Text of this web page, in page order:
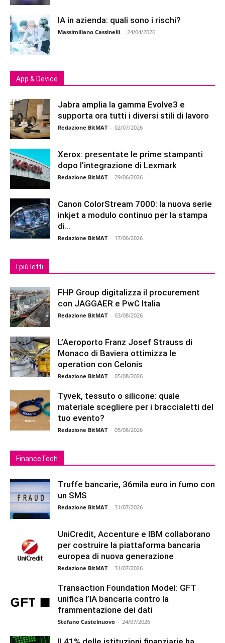
IA in azienda: quali sono i rischi?
Massimiliano Cassinelli - 24/04/2026
App & Device
Jabra amplia la gamma Evolve3 e
supporta ora tutti i diversi stili di lavoro
Redazione BitMAT - 02/07/2026
Xerox: presentate le prime stampanti
dopo l’integrazione di Lexmark
Redazione BitMAT - 29/06/2026
Canon ColorStream 7000: la nuova serie
inkjet a modulo continuo per la stampa
di...
Redazione BitMAT - 17/06/2026
I più letti
FHP Group digitalizza il procurement
con JAGGAER e PwC Italia
Redazione BitMAT - 03/08/2026
L’Aeroporto Franz Josef Strauss di
Monaco di Baviera ottimizza le
operation con Celonis
Redazione BitMAT - 05/08/2026
Tyvek, tessuto o silicone: quale
materiale scegliere per i braccialetti del
tuo evento?
Redazione BitMAT - 05/08/2026
FinanceTech
Truffe bancarie, 36mila euro in fumo con
un SMS
Redazione BitMAT - 31/07/2026
UniCredit, Accenture e IBM collaborano
per costruire la piattaforma bancaria
europea di nuova generazione
Redazione BitMAT - 31/07/2026
Transaction Foundation Model: GFT
unifica l’IA bancaria contro la
frammentazione dei dati
Stefano Castelnuovo - 24/07/2026